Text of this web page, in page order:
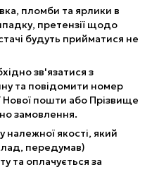
пломби та ярлики в
претензії щодо
будуть прийматися не
зв'язатися з
та повідомити номер
пошти або Прізвище
замовлення.
якості, який
передумав)
та оплачується за